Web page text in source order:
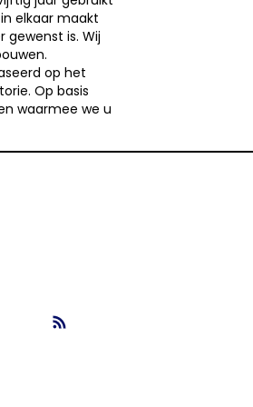
elkaar maakt
is. Wij
op het
Op basis
waarmee we u